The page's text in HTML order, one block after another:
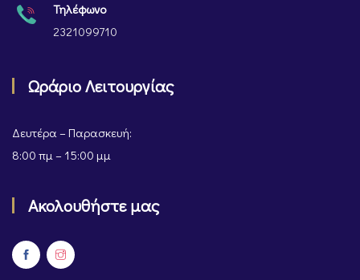
Τηλέφωνο
2321099710
Ωράριο Λειτουργίας
Δευτέρα – Παρασκευή:
8:00 πμ – 15:00 μμ
Ακολουθήστε μας